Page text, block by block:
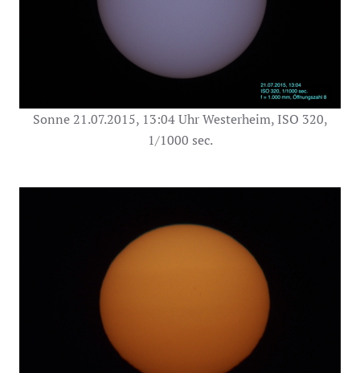
Sonne 21.07.2015, 13:04 Uhr Westerheim, ISO 320,
1/1000 sec.